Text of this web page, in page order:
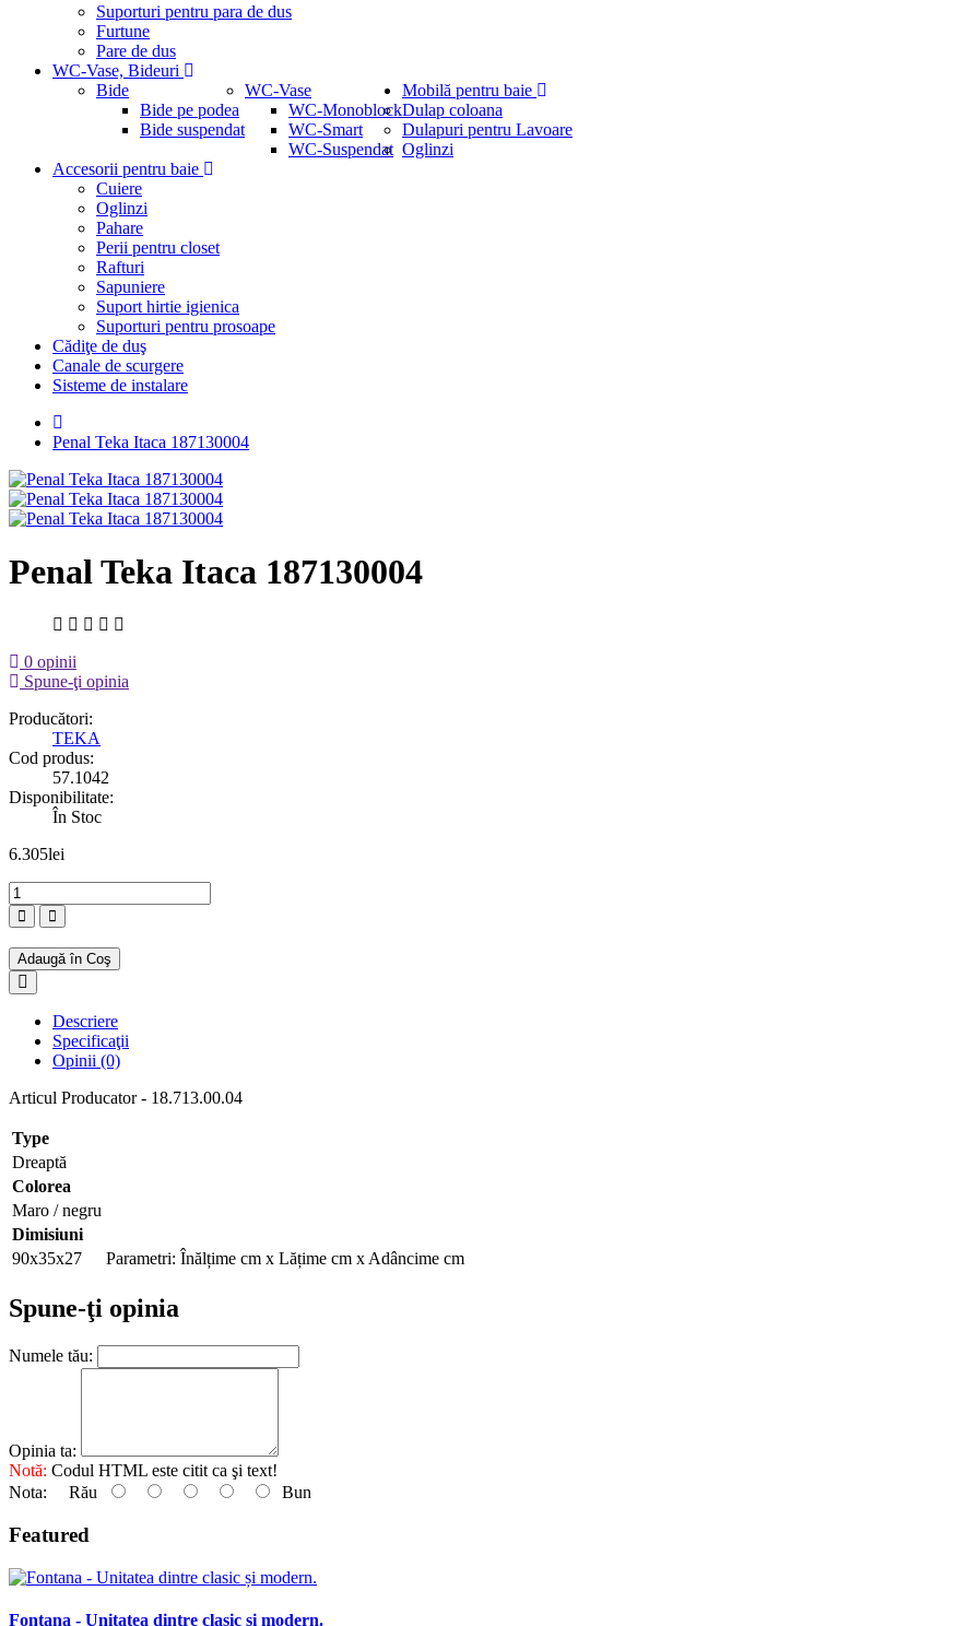
Suporturi pentru para de dus
Furtune
Pare de dus
WC-Vase, Bideuri
Bide
Bide pe podea
Bide suspendat
WC-Vase
WC-Monoblock
WC-Smart
WC-Suspendat
Mobilă pentru baie
Dulap coloana
Dulapuri pentru Lavoare
Oglinzi
Accesorii pentru baie
Cuiere
Oglinzi
Pahare
Perii pentru closet
Rafturi
Sapuniere
Suport hirtie igienica
Suporturi pentru prosoape
Cădiţe de duş
Canale de scurgere
Sisteme de instalare
Penal Teka Itaca 187130004
Penal Teka Itaca 187130004
0 opinii
Spune-ţi opinia
Producători:
TEKA
Cod produs:
57.1042
Disponibilitate:
În Stoc
6.305lei
Adaugă în Coş
Descriere
Specificaţii
Opinii (0)
Articul Producator - 18.713.00.04
Type
Dreaptă
Colorea
Maro / negru
Dimisiuni
90х35х27
Parametri: Înălțime cm x Lățime cm x Adâncime cm
Spune-ţi opinia
Numele tău:
Opinia ta:
Notă: Codul HTML este citit ca şi text!
Nota: Rău Bun
Featured
Fontana - Unitatea dintre clasic și modern.